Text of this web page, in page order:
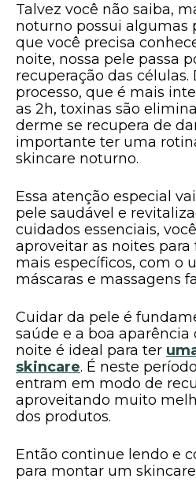
Talvez você não saiba,
noturno possui algumas
que você precisa
noite, nossa pele passa
recuperação das células.
processo, que é mais
as 2h, toxinas são
derme se recupera de
importante ter uma
skincare noturno.
Essa atenção especial
pele saudável e
cuidados essenciais,
aproveitar as noites
mais específicos, com o
máscaras e massagens
Cuidar da pele é
saúde e a boa aparência
noite é ideal para ter
skincare. É neste
entram em modo de
aproveitando muito
dos produtos.
Então continue lendo e
para montar um